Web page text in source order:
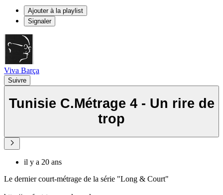
Ajouter à la playlist
Signaler
Viva Barça
Suivre
Tunisie C.Métrage 4 - Un rire de
trop
il y a 20 ans
Le dernier court-métrage de la série "Long & Court"